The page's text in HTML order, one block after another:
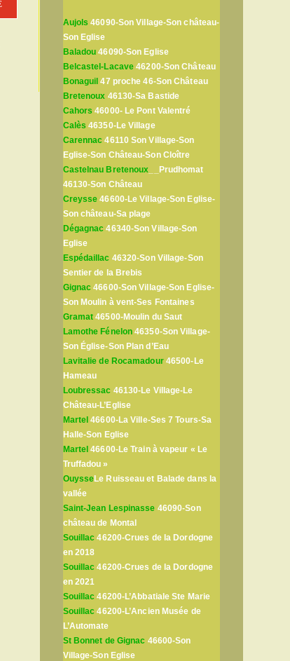
Aujols 46090-Son Village-Son château-
Son Eglise
Baladou 46090-Son Eglise
Belcastel-Lacave 46200-Son Château
Bonaguil 47 proche 46-Son Château
Bretenoux 46130-Sa Bastide
Cahors 46000- Le Pont Valentré
Calès 46350-Le Village
Carennac 46110 Son Village-Son
Eglise-Son Château-Son Cloître
Castelnau Bretenoux __Prudhomat
46130-Son Château
Creysse 46600-Le Village-Son Eglise-
Son château-Sa plage
Dégagnac 46340-Son Village-Son
Eglise
Espédaillac 46320-Son Village-Son
Sentier de la Brebis
Gignac 46600-Son Village-Son Eglise-
Son Moulin à vent-Ses Fontaines
Gramat 46500-Moulin du Saut
Lamothe Fénelon 46350-Son Village-
Son Église-Son Plan d’Eau
Lavitalie de Rocamadour46500-Le
Hameau
Loubressac 46130-Le Village-Le
Château-L’Eglise
Martel 46600-La Ville-Ses 7 Tours-Sa
Halle-Son Eglise
Martel 46600-Le Train à vapeur « Le
Truffadou »
OuysseLe Ruisseau et Balade dans la
vallée
Saint-Jean Lespinasse 46090-Son
château de Montal
Souillac 46200-Crues de la Dordogne
en 2018
Souillac 46200-Crues de la Dordogne
en 2021
Souillac 46200-L’Abbatiale Ste Marie
Souillac 46200-L’Ancien Musée de
L’Automate
St Bonnet de Gignac 46600-Son
Village-Son Eglise